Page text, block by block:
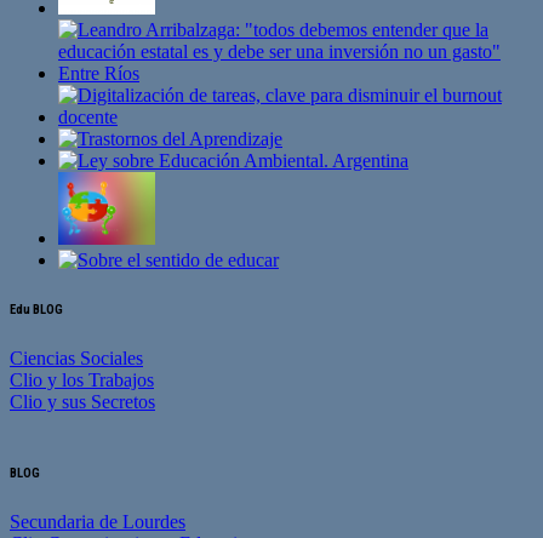
Edu BLOG
Ciencias Sociales
Clio y los Trabajos
Clio y sus Secretos
BLOG
Secundaria de Lourdes